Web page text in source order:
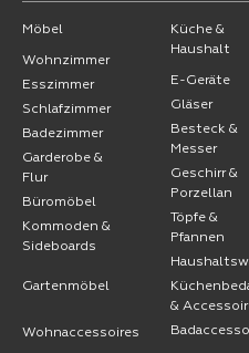
Möbel
Wohnzimmer
Esszimmer
Schlafzimmer
Badezimmer
Garderobe &
Flur
Büromöbel
Kommoden &
Sideboards
Gartenmöbel
Wohnaccessoires
Küche &
Haushalt
E-Geräte
Gläser
Besteck &
Messer
Geschirr &
Porzellan
Töpfe &
Pfannen
&